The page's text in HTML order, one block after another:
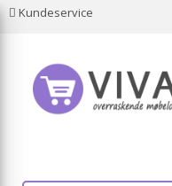
Kundeservice